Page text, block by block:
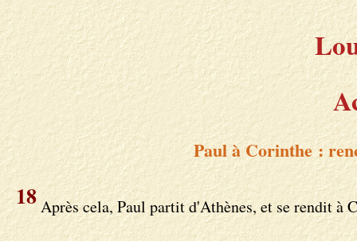
Paul à Corinthe :
18Après cela, Paul partit d'Athènes, et se rendit à